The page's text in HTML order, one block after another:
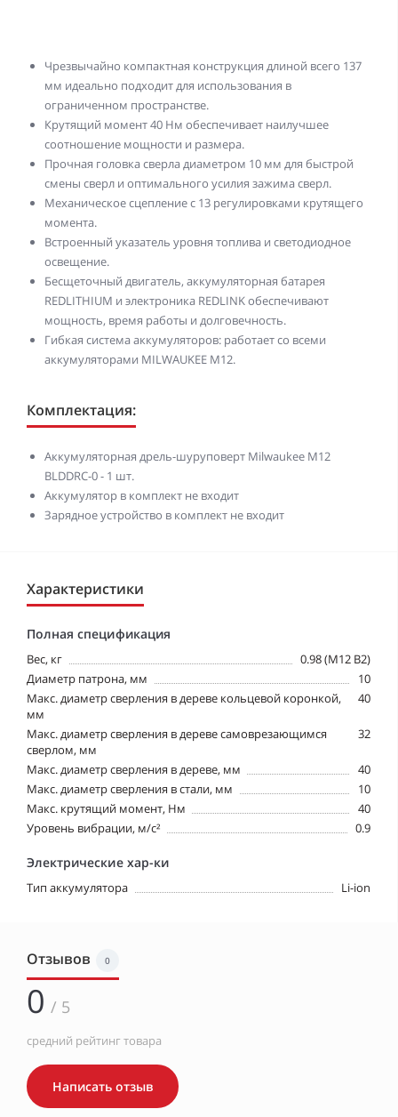
Чрезвычайно компактная конструкция длиной всего 137
мм идеально подходит для использования в
ограниченном пространстве.
Крутящий момент 40 Нм обеспечивает наилучшее
соотношение мощности и размера.
Прочная головка сверла диаметром 10 мм для быстрой
смены сверл и оптимального усилия зажима сверл.
Механическое сцепление с 13 регулировками крутящего
момента.
Встроенный указатель уровня топлива и светодиодное
освещение.
Бесщеточный двигатель, аккумуляторная батарея
REDLITHIUM и электроника REDLINK обеспечивают
мощность, время работы и долговечность.
Гибкая система аккумуляторов: работает со всеми
аккумуляторами MILWAUKEE M12.
Комплектация:
Аккумуляторная дрель-шуруповерт Milwaukee M12
BLDDRC-0 - 1 шт.
Аккумулятор в комплект не входит
Зарядное устройство в комплект не входит
Характеристики
Полная спецификация
Вес, кг
0.98 (M12 B2)
Диаметр патрона, мм
10
Макс. диаметр сверления в дереве кольцевой коронкой,
мм
40
Макс. диаметр сверления в дереве самоврезающимся
сверлом, мм
32
Макс. диаметр сверления в дереве, мм
40
Макс. диаметр сверления в стали, мм
10
Макс. крутящий момент, Нм
40
Уровень вибрации, м/с²
0.9
Электрические хар-ки
Тип аккумулятора Li-ion
Отзывов 0
0 / 5
средний рейтинг товара
Написать отзыв